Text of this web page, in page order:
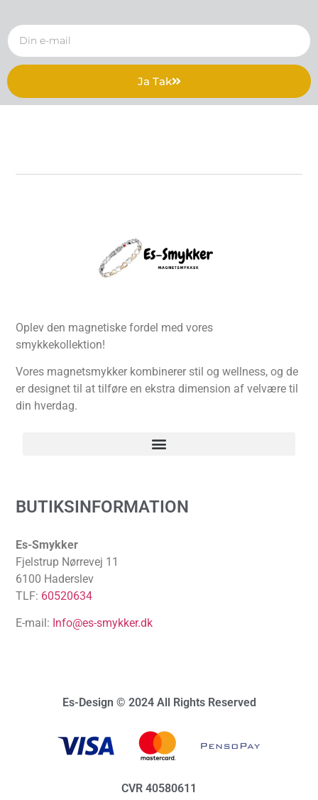
Ja Tak
Oplev den magnetiske fordel med vores
smykkekollektion!
Vores magnetsmykker kombinerer stil og wellness, og de
er designet til at tilføre en ekstra dimension af velvære til
din hverdag.
BUTIKSINFORMATION
Es-Smykker
Fjelstrup Nørrevej 11
6100 Haderslev
TLF: 60520634
E-mail: Info@es-smykker.dk
Es-Design © 2024 All Rights Reserved
CVR 40580611